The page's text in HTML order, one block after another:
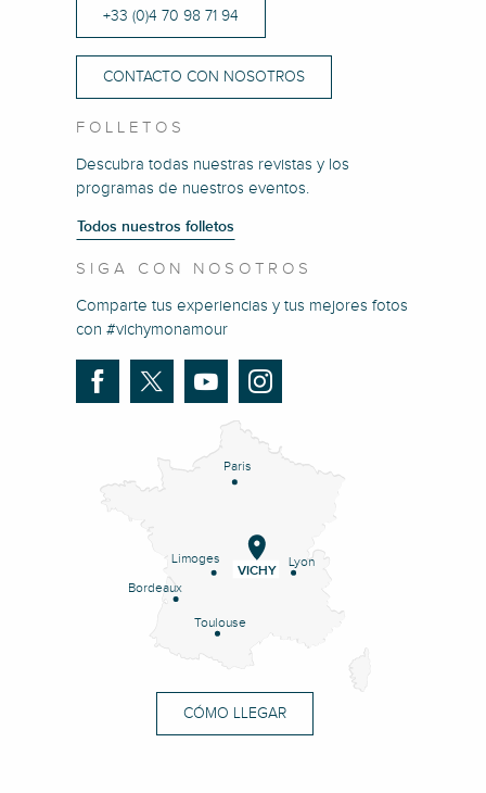
+33 (0)4 70 98 71 94
CONTACTO CON NOSOTROS
FOLLETOS
Descubra todas nuestras revistas y los
programas de nuestros eventos.
Todos nuestros folletos
SIGA CON NOSOTROS
Comparte tus experiencias y tus mejores fotos
con #vichymonamour
Paris
Lyon
Limoges
Bordeaux
Toulouse
VICHY
CÓMO LLEGAR